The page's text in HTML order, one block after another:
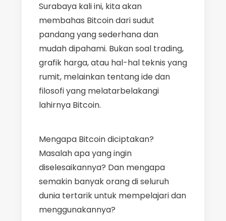
Surabaya kali ini, kita akan
membahas Bitcoin dari sudut
pandang yang sederhana dan
mudah dipahami. Bukan soal trading,
grafik harga, atau hal-hal teknis yang
rumit, melainkan tentang ide dan
filosofi yang melatarbelakangi
lahirnya Bitcoin.
Mengapa Bitcoin diciptakan?
Masalah apa yang ingin
diselesaikannya? Dan mengapa
semakin banyak orang di seluruh
dunia tertarik untuk mempelajari dan
menggunakannya?